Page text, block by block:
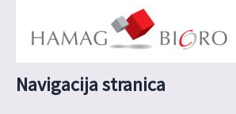
Navigacija stranica